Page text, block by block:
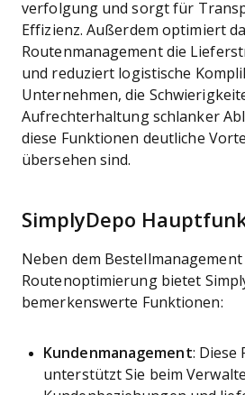
verfolgung und sorgt für
Effizienz. Außerdem optimiert
Routenmanagement die
und reduziert logistische
Unternehmen, die
Aufrechterhaltung schlanker
diese Funktionen deutliche
übersehen sind.
SimplyDepo
Neben dem
Routenoptimierung bietet
bemerkenswerte Funktionen:
Kundenmanagement: Diese
unterstützt Sie beim